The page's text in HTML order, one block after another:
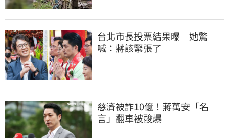
台北市長投票結果曝　她驚
喊：蔣該緊張了
慈濟被詐10億！蔣萬安「名
言」翻車被酸爆